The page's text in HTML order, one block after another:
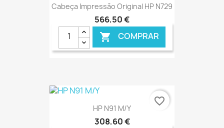
Cabeça Impressão Original HP N729
566,50 €
 COMPRAR
HP N91 M/Y
308,60 €
favorite_border